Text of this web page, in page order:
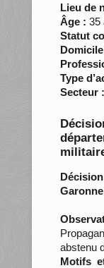
Lieu de
Âge : 35
Statut
Type
Secteur :
abstenu
Motifs